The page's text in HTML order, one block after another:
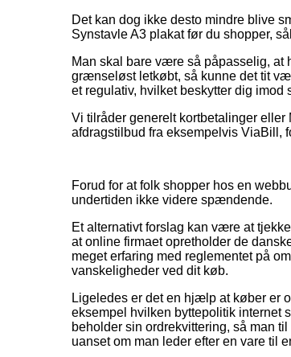
Det kan dog ikke desto mindre blive
Synstavle A3 plakat før du shopper,
Man skal bare være så påpasselig, at
grænseløst letkøbt, så kunne det tit
et regulativ, hvilket beskytter dig imod
Vi tilråder generelt kortbetalinger
afdragstilbud fra eksempelvis ViaBill,
Forud for at folk shopper hos en
undertiden ikke videre spændende.
Et alternativt forslag kan være at
at online firmaet opretholder de
meget erfaring med reglementet på
vanskeligheder ved dit køb.
Ligeledes er det en hjælp at køber er
eksempel hvilken byttepolitik internet
beholder sin ordrekvittering, så man
uanset om man leder efter en vare til